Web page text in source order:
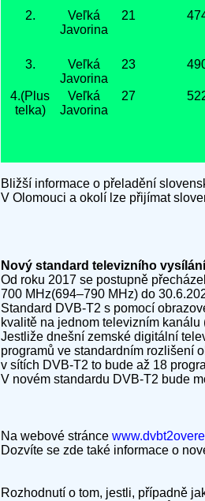
2.
Veľká
Javorina
21
3.
Veľká
Javorina
23
4.(Plus
telka)
Veľká
Javorina
27
Bližší informace o přeladění
V Olomouci a okolí lze přijímat
Nový standard televizního
Od roku 2017 se postupně
700 MHz(694–790 MHz) do
Standard DVB-T2 s pomocí
kvalitě na jednom televizním kanálu
Jestliže dnešní zemské digitální
programů ve standardním rozlišení
v sítích DVB-T2 to bude až 18
V novém standardu DVB-T2 bude
Na webové stránce
Dozvíte se zde také informace o
Rozhodnutí o tom, jestli, případně